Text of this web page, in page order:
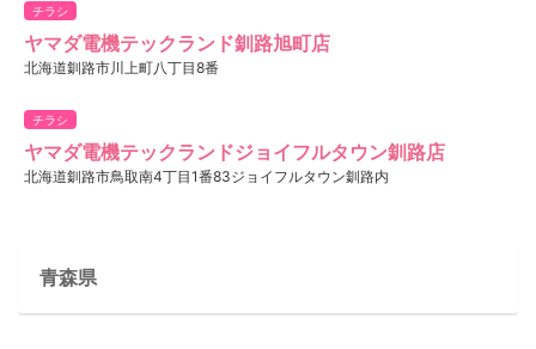
チラシ
ヤマダ電機テックランド釧路旭町店
北海道釧路市川上町八丁目8番
チラシ
ヤマダ電機テックランドジョイフルタウン釧路店
北海道釧路市鳥取南4丁目1番83ジョイフルタウン釧路内
青森県